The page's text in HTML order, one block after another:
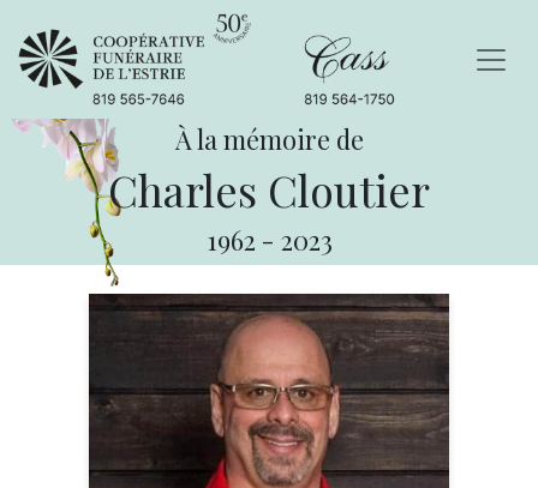
À la mémoire de
Charles Cloutier
1962 - 2023